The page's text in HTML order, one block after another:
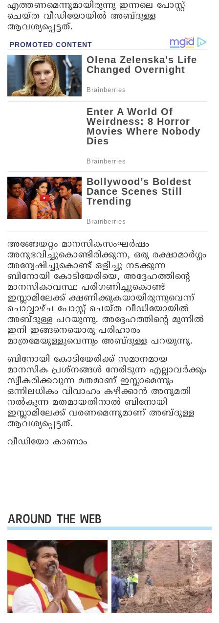
എത്തണമെന്നുമായിരുന്നു ഇന്നലെ പോസ്റ്റ്
ചെയ്ത വീഡിയോയില്‍ അബ്ദുള്ള
ആവശ്യപ്പെട്ടത്.
അങ്ങേയറ്റം മാനസികസംഘര്‍ഷം
അനുഭവിച്ചുകൊണ്ടിരിക്കുന്ന, ഒരു രക്ഷാമാര്‍ഗ്ഗം
അന്വേഷിച്ചുകൊണ്ട് ഒളിച്ചു നടക്കുന്ന
ബിനോയി കോടിയേരിയെ, അദ്ദേഹത്തിന്റെ
മാനസികാവസ്ഥ പരിഗണിച്ചുകൊണ്ട്
ഇസ്ലാമിലേക്ക് ക്ഷണിക്കുകയായിരുന്നുവെന്ന്
ചൊവ്വാഴ്ച പോസ്റ്റ് ചെയ്ത വീഡിയോയില്‍
അബ്ദുള്ള പറയുന്നു. അദ്ദേഹത്തിന്റെ മുന്നില്‍
ഇനി ഇങ്ങനെയൊരു പരിഹാരം
മാത്രമേയുള്ളുവെന്നും അബ്ദുള്ള പറയുന്നു.
ബിനോയി കോടിയേരിക്ക് സമാനമായ
മാനസിക പ്രശ്‌നങ്ങള്‍ നേരിടുന്ന എല്ലാവര്‍ക്കും
സ്വീകരിക്കവുന്ന മതമാണ് ഇസ്ലാമെന്നും
ഒന്നിലധികം വിവാഹം കഴിക്കാന്‍ അനുമതി
നല്‍കുന്ന മതമായതിനാല്‍ ബിനോയി
ഇസ്ലാമിലേക്ക് വരണമെന്നുമാണ് അബ്ദുള്ള
ആവശ്യപ്പെട്ടത്.
വീഡിയോ കാണാം
AROUND THE WEB